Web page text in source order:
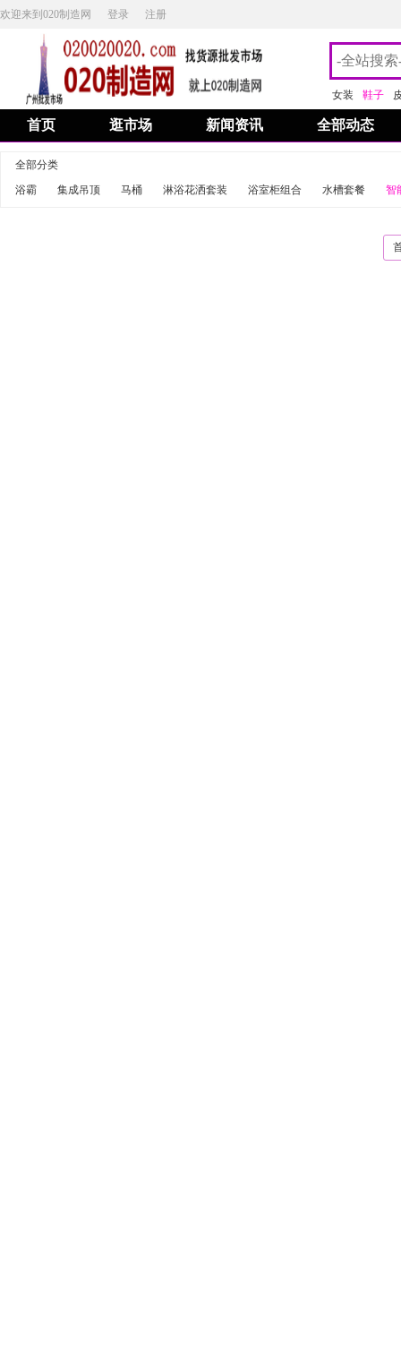
欢迎来到020制造网 登录 注册
女装 鞋子
首页 逛市场 新闻资讯 全部动态
全部分类
浴霸
集成吊顶 马桶 淋浴花洒套装 浴室柜组合 水槽套餐 智